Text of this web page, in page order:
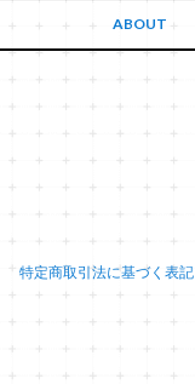
ABOUT
特定商取引法に基づく表記